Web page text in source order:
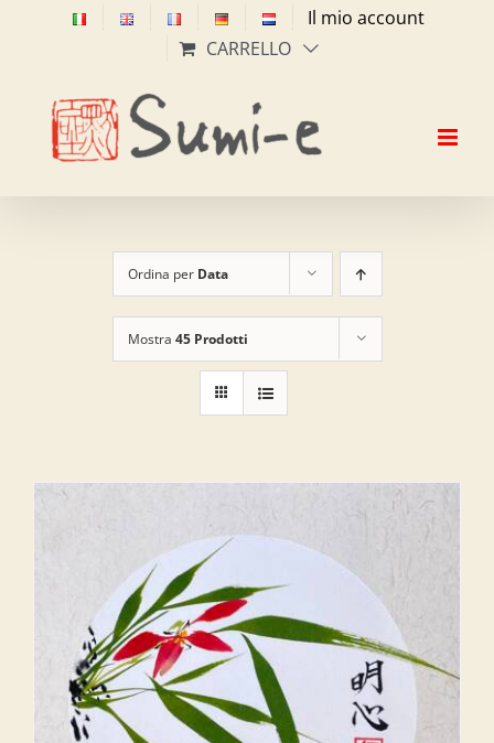
Il mio account
CARRELLO
Ordina per Data
Mostra 45 Prodotti